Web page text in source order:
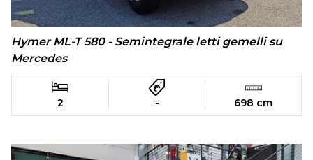
Hymer ML-T 580 - Semintegrale letti gemelli su
Mercedes
2 - 698 cm